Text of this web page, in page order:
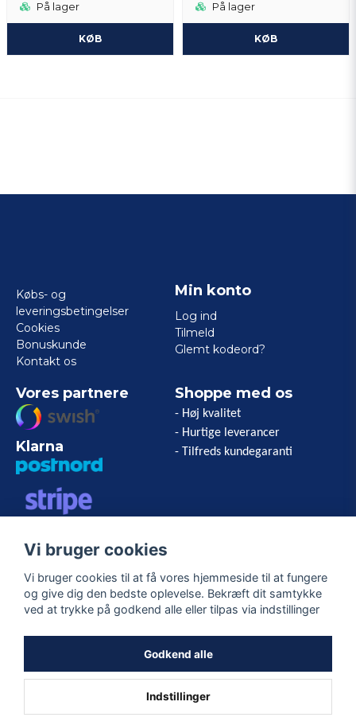
På lager
KØB
På lager
KØB
Købs- og
leveringsbetingelser
Cookies
Bonuskunde
Kontakt os
Min konto
Log ind
Tilmeld
Glemt kodeord?
Vores partnere
Klarna
EXPRESS
Shoppe med os
- Høj kvalitet
- Hurtige leverancer
- Tilfreds kundegaranti
Følg os
Vi bruger cookies
Vi bruger cookies til at få vores hjemmeside til at fungere
og give dig den bedste oplevelse. Bekræft dit samtykke
ved at trykke på godkend alle eller tilpas via indstillinger
Godkend alle
Indstillinger